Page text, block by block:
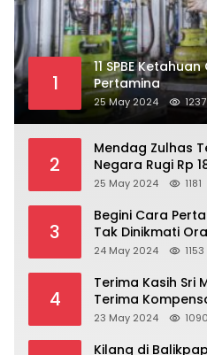
1
11 SPBE
Pertamina
25 May 2024 1237
2
Mendag Zulhas
Negara Rugi Rp
25 May 2024 1181
3
Begini Cara
Tak Dinikmati
24 May 2024 1153
4
Terima Kasih Sri
Terima
23 May 2024 1090
Kilang di